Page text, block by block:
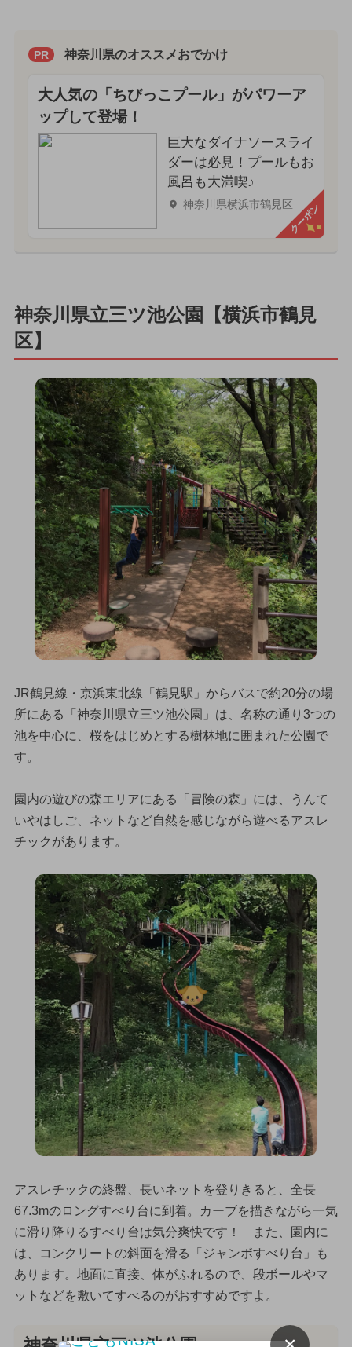
PR 神奈川県のオススメおでかけ
大人気の「ちびっこプール」がパワーア
ップして登場！
巨大なダイナソースライ
ダーは必見！プールもお
風呂も大満喫♪
神奈川県横浜市鶴見区クーポン
神奈川県立三ツ池公園【横浜市鶴見
区】
JR鶴見線・京浜東北線「鶴見駅」からバスで約20分の場
所にある「神奈川県立三ツ池公園」は、名称の通り3つの
池を中心に、桜をはじめとする樹林地に囲まれた公園で
す。
園内の遊びの森エリアにある「冒険の森」には、うんて
いやはしご、ネットなど自然を感じながら遊べるアスレ
チックがあります。
アスレチックの終盤、長いネットを登りきると、全長
67.3mのロングすべり台に到着。カーブを描きながら一気
に滑り降りるすべり台は気分爽快です！ また、園内に
は、コンクリートの斜面を滑る「ジャンボすべり台」も
あります。地面に直接、体がふれるので、段ボールやマ
ットなどを敷いてすべるのがおすすめですよ。